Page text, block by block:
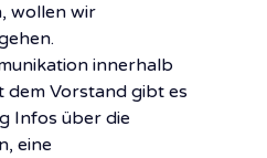
wollen wir
innerhalb
dem Vorstand gibt es
Infos über die
eine